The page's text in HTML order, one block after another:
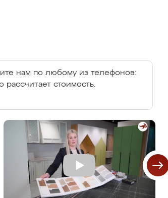
нам по любому из телефонов:
стоимость.